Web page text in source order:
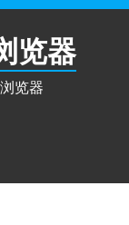
览器
览器